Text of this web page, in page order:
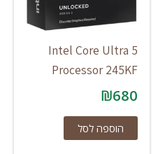
Intel Core Ultra 5
Processor 245KF
₪680
הוספה לסל